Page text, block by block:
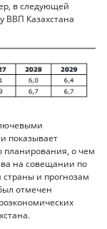
в следующей
ВВП Казахстана
показывает
планирования, о чем
на совещании по
страны и прогнозам
отмечен